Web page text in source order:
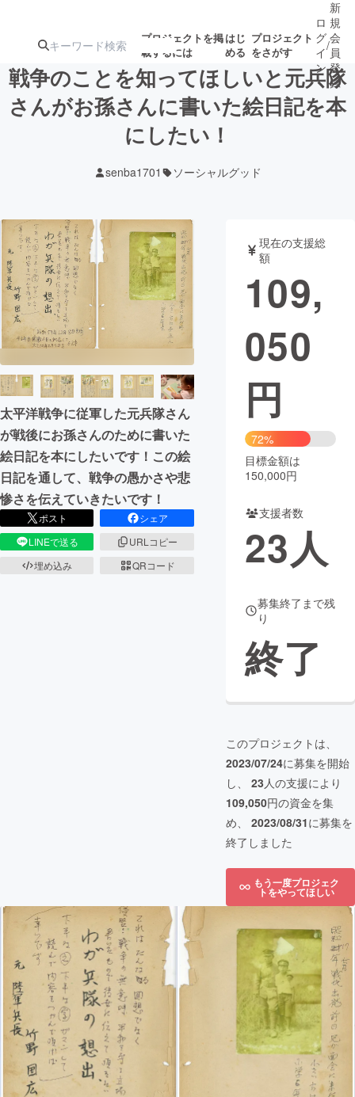
プロジェクトを掲
載するには
はじ
める
プロジェクト
をさがす
注目の新着プロ募集終了が近いプ
テクノロジー・ガジェット
映像・映画 書籍・雑誌
ビジネス・起業 チャレンジ
まちづくり・地域活性化
CAMPFIRE for Social Good
CAMPFIRE Creation
CAMPFIREふるさと納税machi-ya コミュニティ
ロ
グ
イ
ン
/
新
規
会
員
登
録
戦争のことを知ってほしいと元兵隊
さんがお孫さんに書いた絵日記を本
にしたい！
senba1701 ソーシャルグッド
太平洋戦争に従軍した元兵隊さん
が戦後にお孫さんのために書いた
絵日記を本にしたいです！この絵
日記を通して、戦争の愚かさや悲
惨さを伝えていきたいです！
ポスト
シェア
LINEで送る
URLコピー
埋め込み
QRコード
現在の支援総
額
109,
050
円
72%
目標金額は
150,000円
支援者数
23人
募集終了まで残
り
終了
このプロジェクトは、
2023/07/24に募集を開始
し、 23人の支援により
109,050円の資金を集
め、 2023/08/31に募集を
終了しました
もう一度プロジェク
トをやってほしい